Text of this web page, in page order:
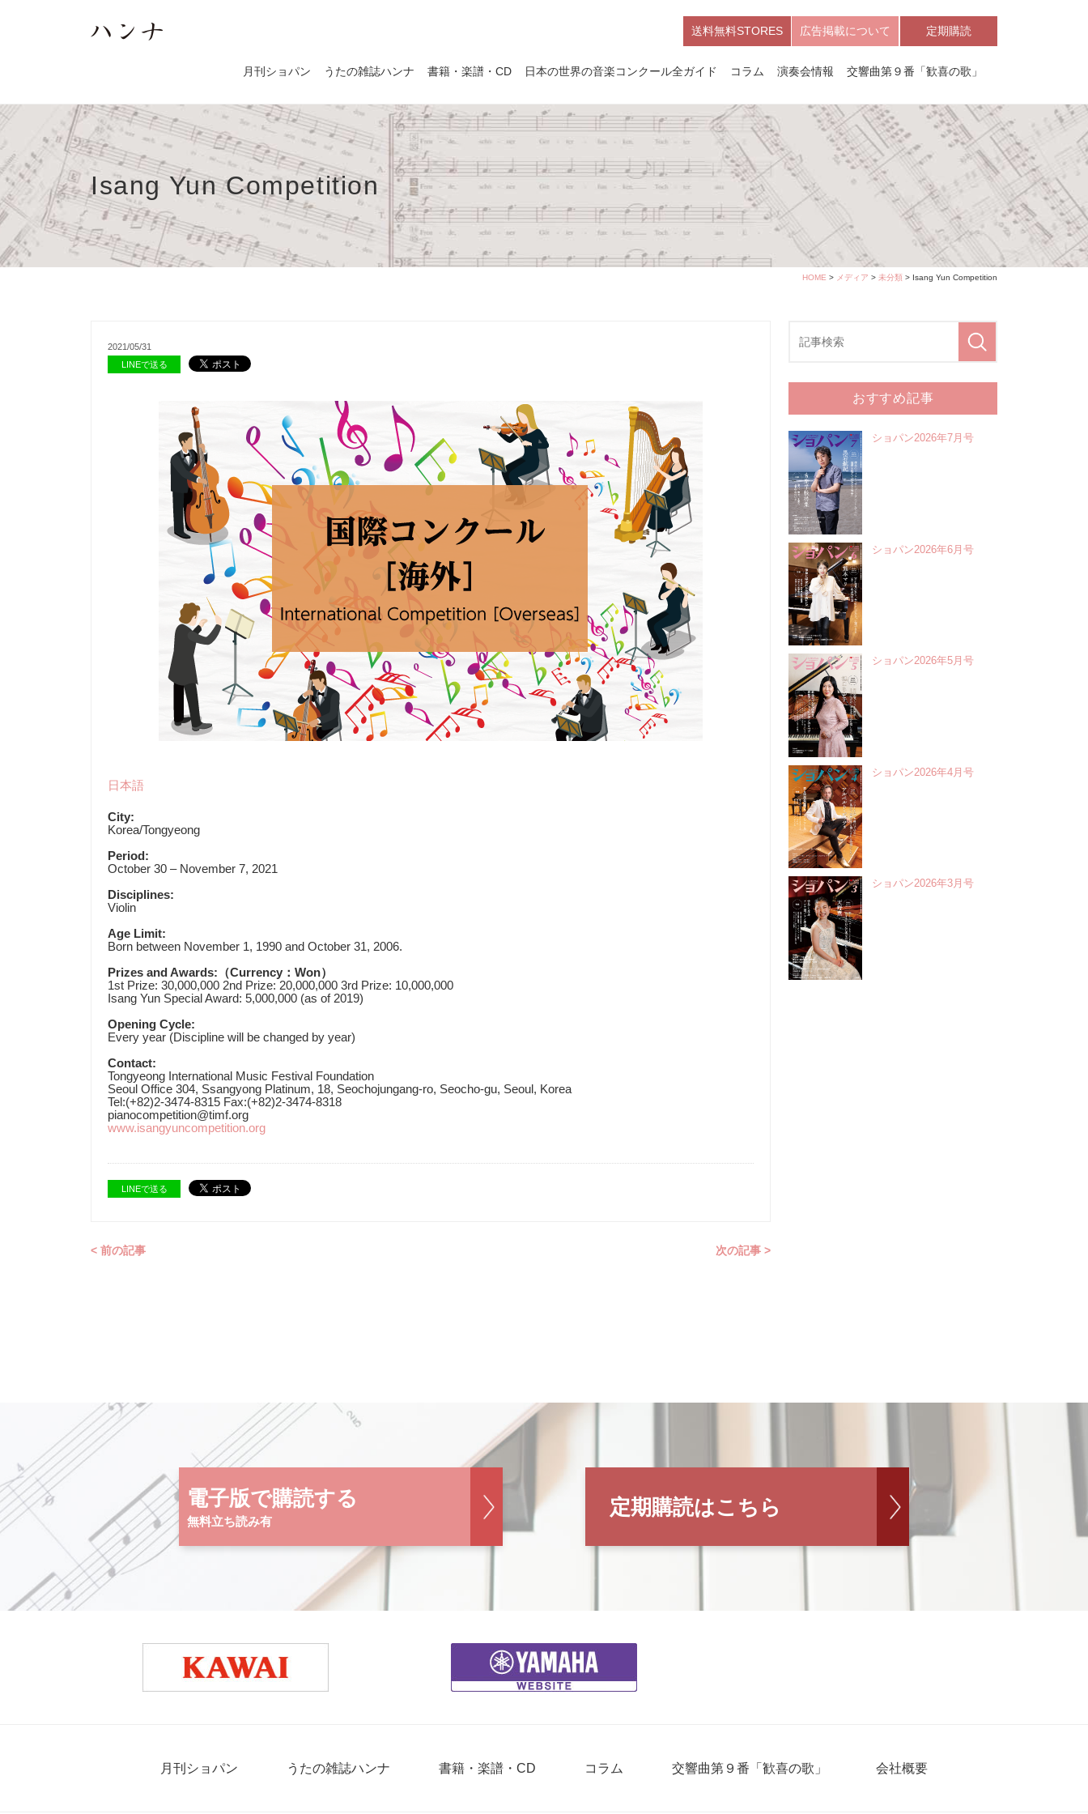
送料無料STORES 広告掲載について 定期購読
月刊ショパン うたの雑誌ハンナ 書籍・楽譜・CD 日本の世界の音楽コンクール全ガイド コラム 演奏会情報 交響曲第９番「歓喜の歌」
Isang Yun Competition
HOME > メディア > 未分類 > Isang Yun Competition
2021/05/31
LINEで送る
日本語
City:
Korea/Tongyeong
Period:
October 30 – November 7, 2021
Disciplines:
Violin
Age Limit:
Born between November 1, 1990 and October 31, 2006.
Prizes and Awards: （Currency ： Won）
1st Prize: 30,000,000 2nd Prize: 20,000,000 3rd Prize: 10,000,000
Isang Yun Special Award: 5,000,000 (as of 2019)
Opening Cycle:
Every year (Discipline will be changed by year)
Contact:
Tongyeong International Music Festival Foundation
Seoul Office 304, Ssangyong Platinum, 18, Seochojungang-ro, Seocho-gu, Seoul, Korea
Tel:(+82)2-3474-8315 Fax:(+82)2-3474-8318
pianocompetition@timf.org
www.isangyuncompetition.org
LINEで送る
< 前の記事 次の記事 >
おすすめ記事
ショパン2026年7月号
ショパン2026年6月号
ショパン2026年5月号
ショパン2026年4月号
ショパン2026年3月号
電子版で購読する
無料立ち読み有
定期購読はこちら
月刊ショパン うたの雑誌ハンナ 書籍・楽譜・CD コラム 交響曲第９番「歓喜の歌」 会社概要